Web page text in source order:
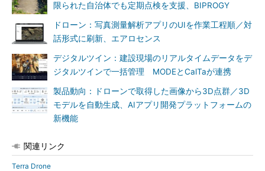
限られた自治体でも定期点検を支援、BIPROGY
ドローン：写真測量解析アプリのUIを作業工程順／対
話形式に刷新、エアロセンス
デジタルツイン：建設現場のリアルタイムデータをデ
ジタルツインで一括管理 MODEとCalTaが連携
製品動向：ドローンで取得した画像から3D点群／3D
モデルを自動生成、AIアプリ開発プラットフォームの
新機能
関連リンク
Terra Drone